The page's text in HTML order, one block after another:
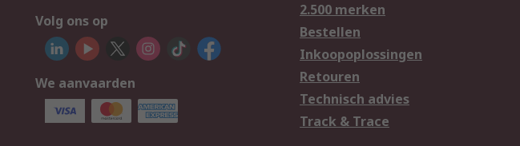
Volg ons op
We aanvaarden
2.500 merken
Bestellen
Inkoopoplossingen
Retouren
Technisch advies
Track & Trace